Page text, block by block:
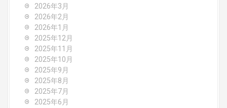
2026年3月
2026年2月
2026年1月
2025年12月
2025年11月
2025年10月
2025年9月
2025年8月
2025年7月
2025年6月